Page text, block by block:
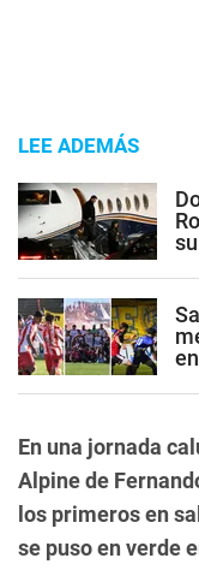
LEE ADEMÁS
En una jornada
Alpine de
los primeros en
se puso en verde